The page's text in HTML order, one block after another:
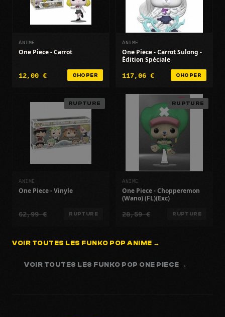
ANIME
One Piece - Carrot
12,00 € CHOPER
ANIME
One Piece - Carrot Sulong -
Édition Spéciale
117,06 € CHOPER
RUPTURE
ANIME
One Piece - Vinyle
62,99 € RUPTURE
RUPTURE
ANIME
One Piece - Chopperemon
(Wano) (FL)(Exc)
28,59 € RUPTURE
VOIR TOUTES LES FUNKO POP ANIME →
VOIR TOUTES LES FUNKO POP ONE PIECE →